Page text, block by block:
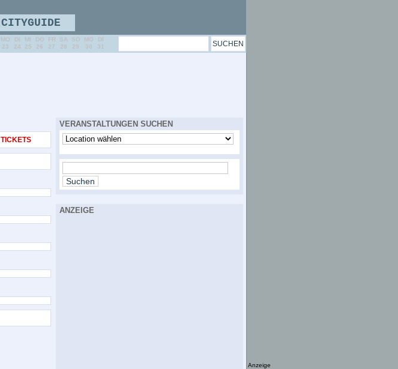
TICKETS
VERANSTALTUNGEN SUCHEN
ANZEIGE
CITYGUIDE
MO
23
DI
24
MI
25
DO
26
FR
27
SA
28
SO
29
MO
30
DI
31
Anzeige